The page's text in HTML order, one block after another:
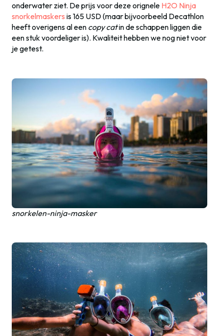
onderwater ziet. De prijs voor deze orignele H2O Ninja
snorkelmaskers is 165 USD (maar bijvoorbeeld Decathlon
heeft overigens al een copy catin de schappen liggen die
een stuk voordeliger is). Kwaliteit hebben we nog niet voor
je getest.
snorkelen-ninja-masker